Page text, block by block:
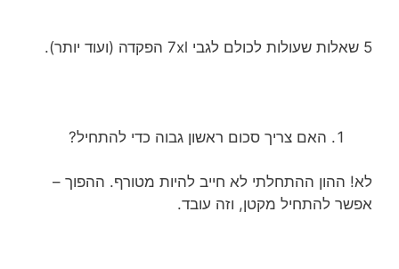
5 שאלות שעולות לכולם לגבי 7xl הפקדה (ועוד יותר).
האם צריך סכום ראשון גבוה כדי להתחיל?
לא! ההון ההתחלתי לא חייב להיות מטורף. ההפוך –
אפשר להתחיל מקטן, וזה עובד.